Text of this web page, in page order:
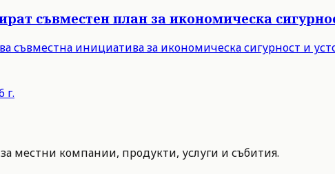
съвместен план за икономическа
съвместна инициатива за икономическа сигурност и
г.
местни компании, продукти, услуги и събития.